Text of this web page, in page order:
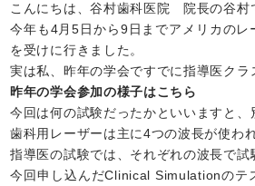
こんにちは、谷村歯科医院 院長の谷村
今年も4月5日から9日までアメリカの
を受けに行きました。
実は私、昨年の学会ですでに指導医クラ
昨年の学会参加の様子はこちら
今回は何の試験だったかといいますと、
歯科用レーザーは主に4つの波長が使わ
指導医の試験では、それぞれの波長で試
今回申し込んだClinical Simulationのテ